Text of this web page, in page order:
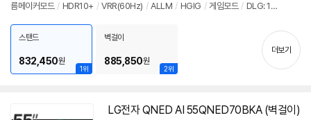
름메이커모드 / HDR10+ / VRR(60Hz) / ALLM / HGIG / 게임모드 / DLG: 12
기
1위
스탠드
832,450원
2위
벽걸이
885,850원
더보기
LG전자 QNED AI 55QNED70BKA (벽걸이)